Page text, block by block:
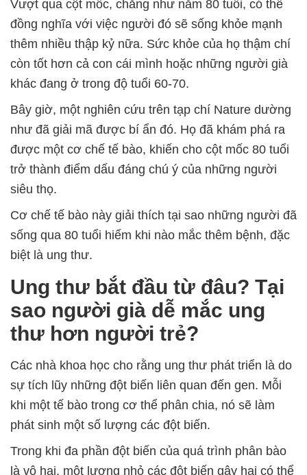
Vượt qua cột mốc, chẳng như năm 80 tuổi, có thể
đồng nghĩa với việc người đó sẽ sống khỏe mạnh
thêm nhiều thập kỷ nữa. Sức khỏe của họ thậm chí
còn tốt hơn cả con cái mình hoặc những người già
khác đang ở trong độ tuổi 60-70.
Bây giờ, một nghiên cứu trên tạp chí Nature dường
như đã giải mã được bí ẩn đó. Họ đã khám phá ra
được một cơ chế tế bào, khiến cho cột mốc 80 tuổi
trở thành điểm dấu đáng chú ý của những người
siêu thọ.
Cơ chế tế bào này giải thích tại sao những người đã
sống qua 80 tuổi hiếm khi nào mắc thêm bệnh, đặc
biệt là ung thư.
Ung thư bắt đầu từ đâu? Tại
sao người già dễ mắc ung
thư hơn người trẻ?
Các nhà khoa học cho rằng ung thư phát triển là do
sự tích lũy những đột biến liên quan đến gen. Mỗi
khi một tế bào trong cơ thể phân chia, nó sẽ làm
phát sinh một số lượng các đột biến.
Trong khi đa phần đột biến của quá trình phân bào
là vô hại, một lượng nhỏ các đột biến gây hại có thể